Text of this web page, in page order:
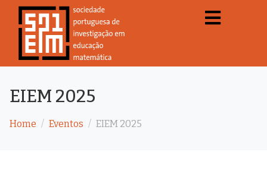
EIEM 2025
Home Eventos EIEM 2025